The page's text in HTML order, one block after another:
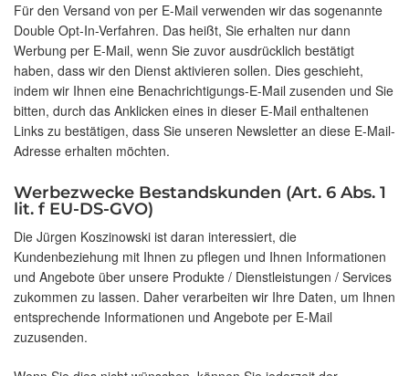
Für den Versand von per E-Mail verwenden wir das sogenannte
Double Opt-In-Verfahren. Das heißt, Sie erhalten nur dann
Werbung per E-Mail, wenn Sie zuvor ausdrücklich bestätigt
haben, dass wir den Dienst aktivieren sollen. Dies geschieht,
indem wir Ihnen eine Benachrichtigungs-E-Mail zusenden und Sie
bitten, durch das Anklicken eines in dieser E-Mail enthaltenen
Links zu bestätigen, dass Sie unseren Newsletter an diese E-Mail-
Adresse erhalten möchten.
Werbezwecke Bestandskunden (Art. 6 Abs. 1
lit. f EU-DS-GVO)
Die Jürgen Koszinowski ist daran interessiert, die
Kundenbeziehung mit Ihnen zu pflegen und Ihnen Informationen
und Angebote über unsere Produkte / Dienstleistungen / Services
zukommen zu lassen. Daher verarbeiten wir Ihre Daten, um Ihnen
entsprechende Informationen und Angebote per E-Mail
zuzusenden.